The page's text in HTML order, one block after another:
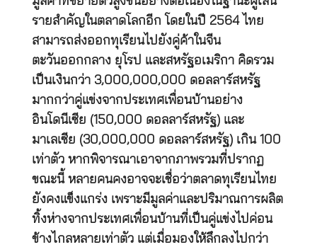
รายสำคัญในตลาดโลกอีก โดยในปี 2564 ไทย
สามารถส่งออกทุเรียนไปยังคู่ค้าในจีน
ตะวันออกกลาง ยุโรป และสหรัฐอเมริกา คิดรวม
เป็นเงินกว่า 3,000,000,000 ดอลลาร์สหรัฐ
มากกว่าคู่แข่งจากประเทศเพื่อนบ้านอย่าง
อินโดนีเซีย (150,000 ดอลลาร์สหรัฐ) และ
มาเลเซีย (30,000,000 ดอลลาร์สหรัฐ) เกิน 100
เท่าตัว หากพิจารณาเอาจากภาพรวมที่ปรากฏ
ขณะนี้ หลายคนคงอาจจะเชื่อว่าตลาดทุเรียนไทย
ยังคงแข็งแกร่ง เพราะมีมูลค่าและปริมาณการผลิต
ทิ้งห่างจากประเทศเพื่อนบ้านที่เป็นคู่แข่งไปค่อน
ข้างไกลหลายเท่าตัว แต่เมื่อมองให้ลึกลงไปกว่า